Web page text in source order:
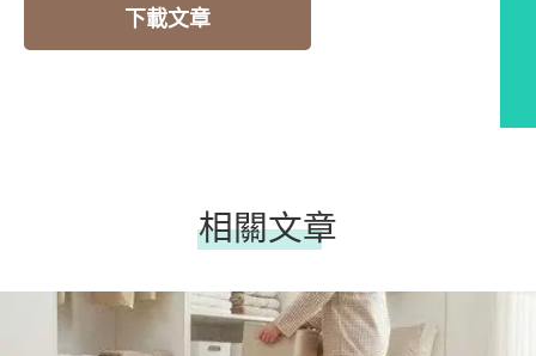
下載文章
相關文章